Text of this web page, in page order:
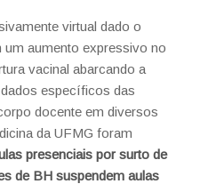
virtual dado o
aumento expressivo no
vacinal abarcando a
específicos das
docente em diversos
da UFMG foram
presenciais por surto de
de BH suspendem aulas